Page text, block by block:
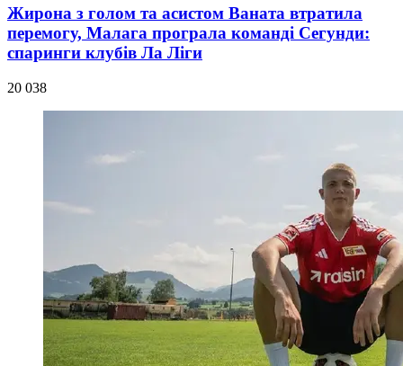
Жирона з голом та асистом Ваната втратила
перемогу, Малага програла команді Сегунди:
спаринги клубів Ла Ліги
20 038